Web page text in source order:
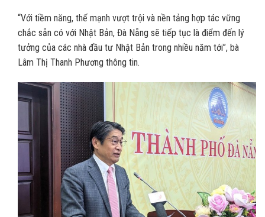
“Với tiềm năng, thế mạnh vượt trội và nền tảng hợp tác vững
chắc sẵn có với Nhật Bản, Đà Nẵng sẽ tiếp tục là điểm đến lý
tưởng của các nhà đầu tư Nhật Bản trong nhiều năm tới”, bà
Lâm Thị Thanh Phương thông tin.